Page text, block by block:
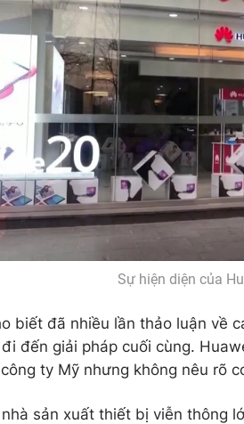
Sự hiện diện của
biết đã nhiều lần thảo luận về
đến giải pháp cuối cùng.
ty Mỹ nhưng không nêu rõ
sản xuất thiết bị viễn thông